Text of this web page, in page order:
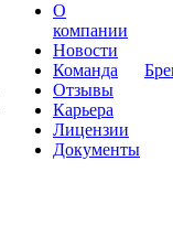
О
компании
Новости
Команда
Отзывы
Карьера
Лицензии
Документы